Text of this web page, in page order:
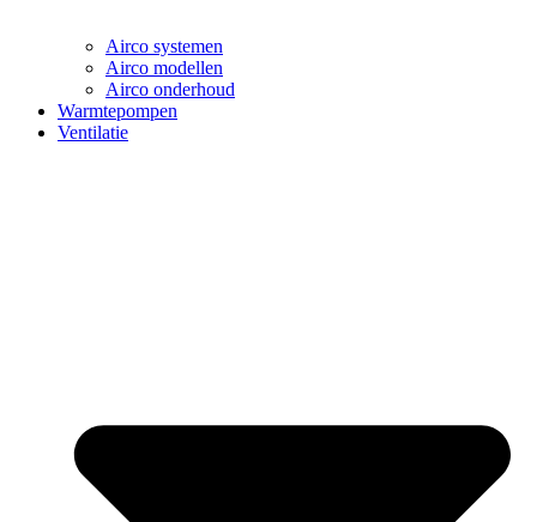
Airco systemen
Airco modellen
Airco onderhoud
Warmtepompen
Ventilatie